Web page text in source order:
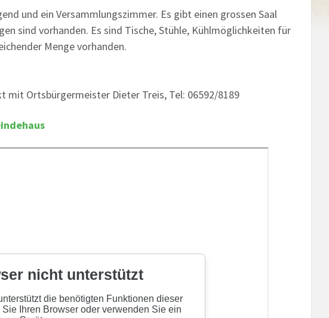
und ein Versammlungszimmer. Es gibt einen grossen Saal
sind vorhanden. Es sind Tische, Stühle, Kühlmöglichkeiten für
Menge vorhanden.
Ortsbürgermeister Dieter Treis, Tel: 06592/8189